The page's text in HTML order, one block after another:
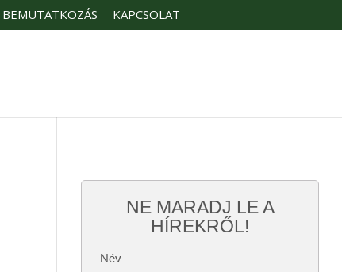
BEMUTATKOZÁS KAPCSOLAT
NE MARADJ LE A
HÍREKRŐL!
Név